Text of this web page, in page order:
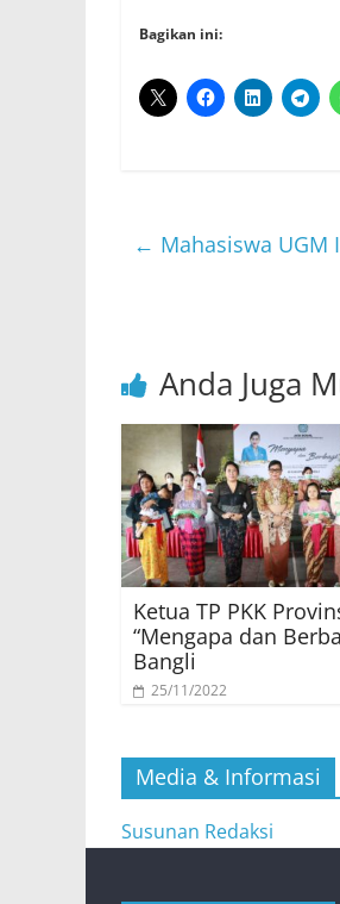
Bagikan ini:
← Mahasiswa UGM
Anda Juga
Ketua TP PKK
“Mengapa dan
Bangli
25/11/2022
Media & Informasi
Susunan Redaksi